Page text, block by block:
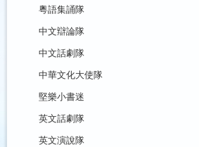
粵語集誦隊
中文辯論隊
中文話劇隊
中華文化大使隊
堅樂小書迷
英文話劇隊
英文演說隊